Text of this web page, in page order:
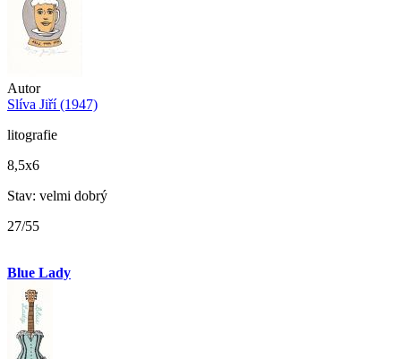
Autor
Slíva Jiří (1947)
litografie
8,5x6
Stav: velmi dobrý
27/55
Blue Lady